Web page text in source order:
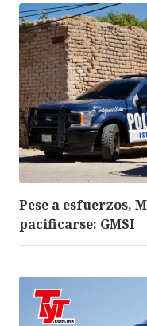
Pese a esfuerzos,
pacificarse: GMSI